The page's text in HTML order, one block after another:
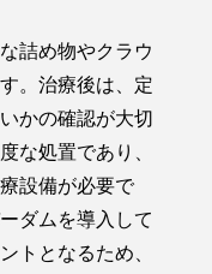
詰め物やクラウ
。治療後は、定
かの確認が大切
な処置であり、
設備が必要で
ダムを導入して
トとなるため、